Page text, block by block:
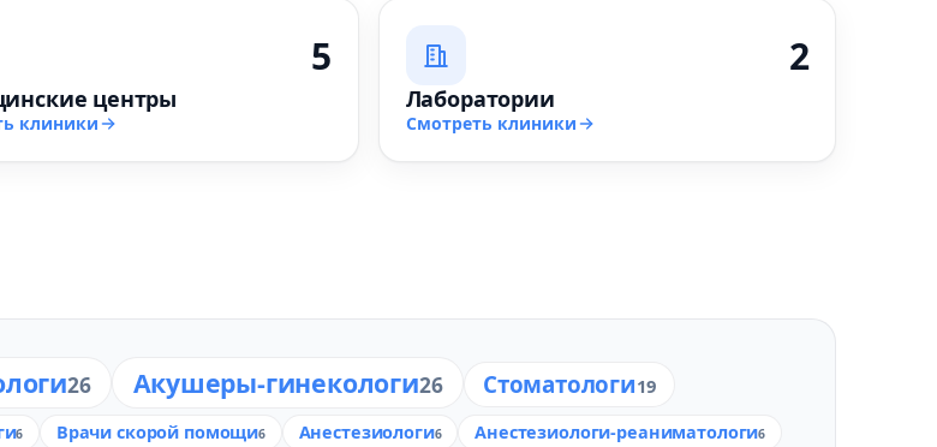
5
центры
клиники
2
Лаборатории
Смотреть клиники
26 Акушеры-гинекологи26 Стоматологи19
6 Врачи скорой помощи6 Анестезиологи6 Анестезиологи-реаниматологи6